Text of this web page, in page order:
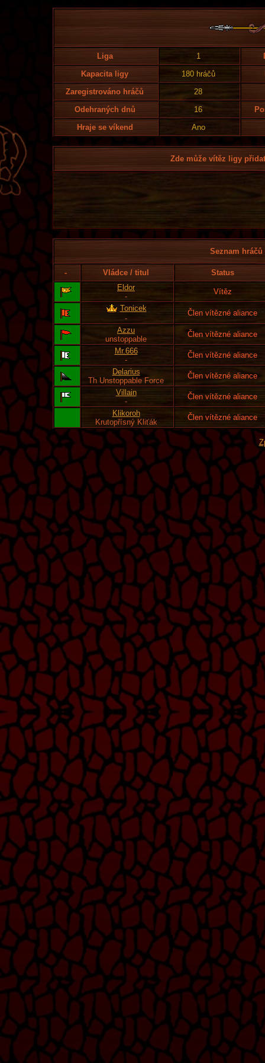
Liga 1
Kapacita ligy
180 hráčů
Zaregistrováno hráčů
28
Odehraných dnů
16
Hraje se víkend
Ano
Zde může vítěz ligy
Seznam
- Vládce / titul
Status
Eldor
-
Vítěz
Tonicek
-
Člen vítězné aliance
Azzu
unstoppable
Člen vítězné aliance
Mr.666
-
Člen vítězné aliance
Delarius
Th Unstoppable Force
Člen vítězné aliance
Villain
-
Člen vítězné aliance
Klikoroh
Krutopřísný Kliťák
Člen vítězné aliance